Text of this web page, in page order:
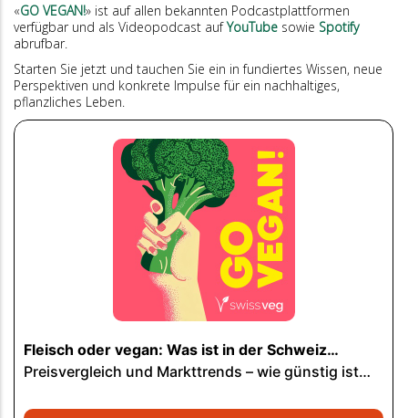
«GO VEGAN!» ist auf allen bekannten Podcastplattformen
verfügbar und als Videopodcast aufYouTube sowie Spotify
abrufbar.
Starten Sie jetzt und tauchen Sie ein in fundiertes Wissen, neue
Perspektiven und konkrete Impulse für ein nachhaltiges,
pflanzliches Leben.